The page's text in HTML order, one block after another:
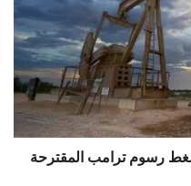
رسوم ترامب المقترحة